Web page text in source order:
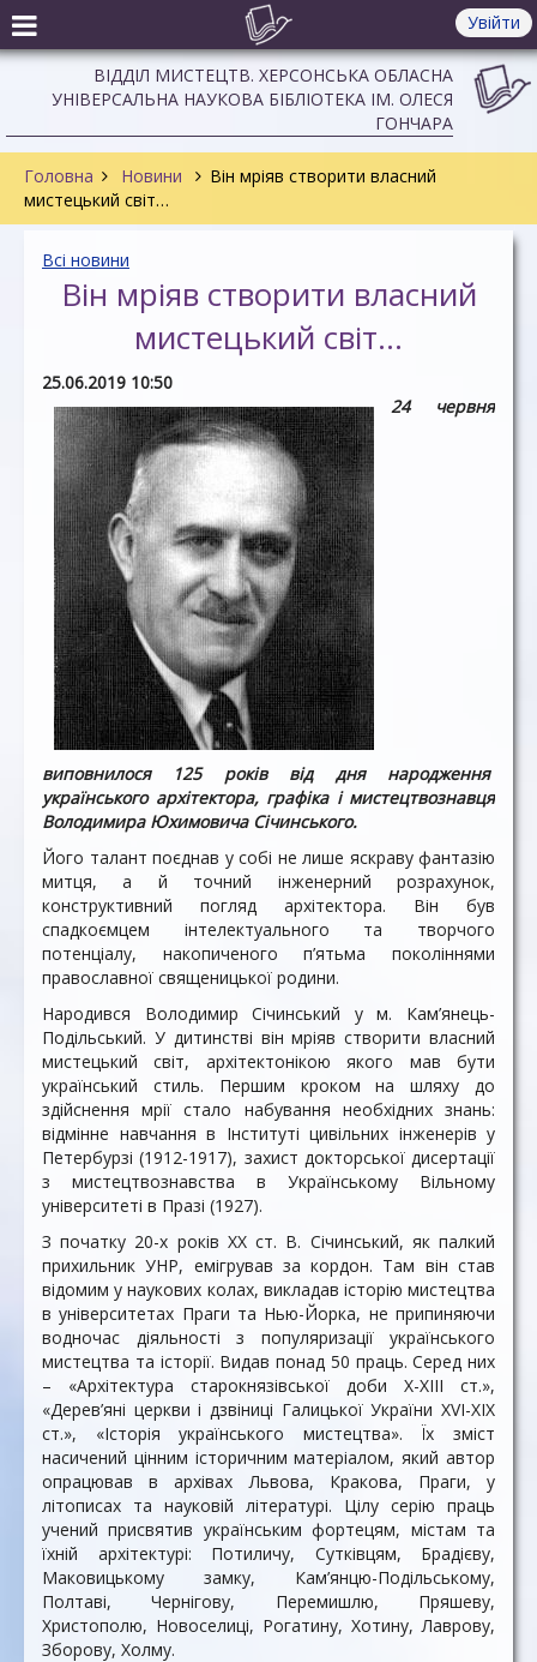
Увійти
ВІДДІЛ МИСТЕЦТВ. ХЕРСОНСЬКА ОБЛАСНА
УНІВЕРСАЛЬНА НАУКОВА БІБЛІОТЕКА ІМ. ОЛЕСЯ
ГОНЧАРА
Головна Новини
Він мріяв створити власний
мистецький світ…
Всі новини
Він мріяв створити власний
мистецький світ…
25.06.2019 10:50
24 червня
виповнилося 125 років від дня народження
українського архітектора, графіка і мистецтвознавця
Володимира Юхимовича Січинського.
Його талант поєднав у собі не лише яскраву фантазію
митця, а й точний інженерний розрахунок,
конструктивний погляд архітектора. Він був
спадкоємцем інтелектуального та творчого
потенціалу, накопиченого п’ятьма поколіннями
православної священицької родини.
Народився Володимир Січинський у м. Кам’янець-
Подільський. У дитинстві він мріяв створити власний
мистецький світ, архітектонікою якого мав бути
український стиль. Першим кроком на шляху до
здійснення мрії стало набування необхідних знань:
відмінне навчання в Інституті цивільних інженерів у
Петербурзі (1912-1917), захист докторської дисертації
з мистецтвознавства в Українському Вільному
університеті в Празі (1927).
З початку 20-х років ХХ ст. В. Січинський, як палкий
прихильник УНР, емігрував за кордон. Там він став
відомим у наукових колах, викладав історію мистецтва
в університетах Праги та Нью-Йорка, не припиняючи
водночас діяльності з популяризації українського
мистецтва та історії. Видав понад 50 праць. Серед них
– «Архітектура старокнязівської доби Х-ХІІІ ст.»,
«Дерев’яні церкви і дзвіниці Галицької України ХVI-ХІХ
ст.», «Історія українського мистецтва». Їх зміст
насичений цінним історичним матеріалом, який автор
опрацював в архівах Львова, Кракова, Праги, у
літописах та науковій літературі. Цілу серію праць
учений присвятив українським фортецям, містам та
їхній архітектурі: Потиличу, Сутківцям, Брадієву,
Маковицькому замку, Кам’янцю-Подільському,
Полтаві, Чернігову, Перемишлю, Пряшеву,
Христополю, Новоселиці, Рогатину, Хотину, Лаврову,
Зборову, Холму.